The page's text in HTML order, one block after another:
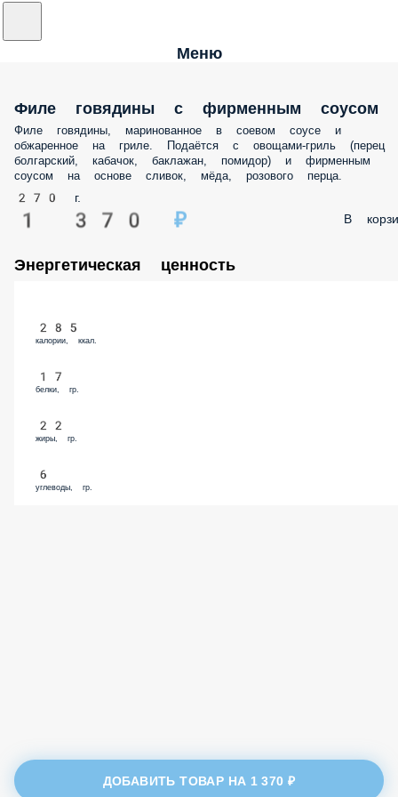
Меню
Филе говядины с фирменным соусом
Филе говядины, маринованное в соевом соусе и
обжаренное на гриле. Подаётся с овощами-гриль (перец
болгарский, кабачок, баклажан, помидор) и фирменным
соусом на основе сливок, мёда, розового перца.
270 г.
1 370 ₽ В
Энергетическая ценность
285
калории, ккал.
17
белки, гр.
22
жиры, гр.
6
углеводы, гр.
ДОБАВИТЬ ТОВАР НА 1 370 ₽